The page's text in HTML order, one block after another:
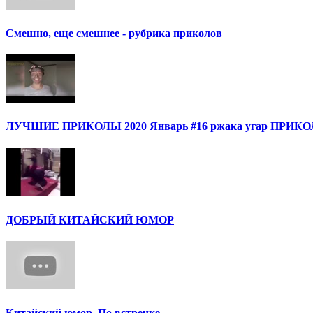
Смешно, еще смешнее - рубрика приколов
ЛУЧШИЕ ПРИКОЛЫ 2020 Январь #16 ржака угар
ДОБРЫЙ КИТАЙСКИЙ ЮМОР